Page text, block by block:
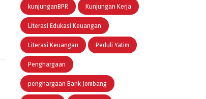
kunjunganBPR Kunjungan Kerja
Literasi Edukasi Keuangan
Literasi Keuangan Peduli Yatim
Penghargaan
penghargaan Bank Jombang